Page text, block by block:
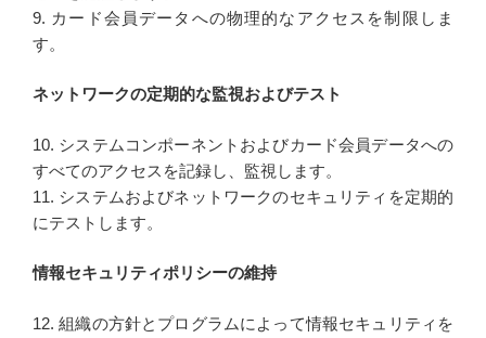
9. カード会員データへの物理的なアクセスを制限しま
す。
ネットワークの定期的な監視およびテスト
10. システムコンポーネントおよびカード会員データへの
すべてのアクセスを記録し、監視します。
11. システムおよびネットワークのセキュリティを定期的
にテストします。
情報セキュリティポリシーの維持
12. 組織の方針とプログラムによって情報セキュリティを